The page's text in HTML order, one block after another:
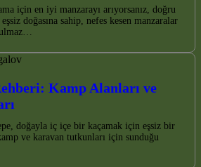
için en iyi manzarayı arıyorsanız, doğru
doğasına sahip, nefes kesen manzaralar
Kamp Alanları ve
doğayla iç içe bir kaçamak için eşsiz bir
ve karavan tutkunları için sunduğu